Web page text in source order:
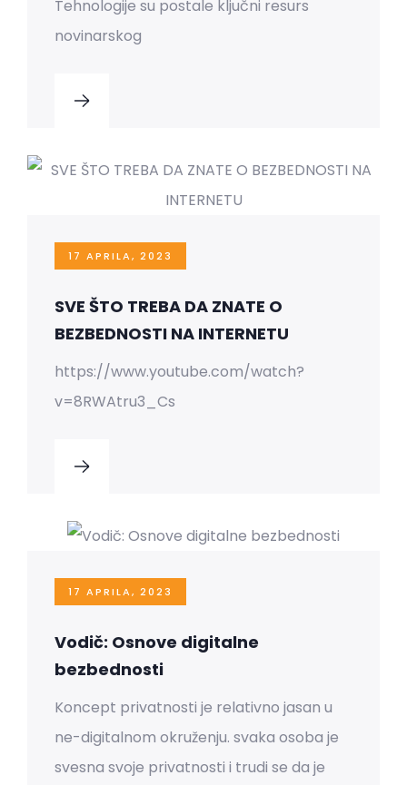
Tehnologije su postale ključni resurs
novinarskog
17 APRILA, 2023
SVE ŠTO TREBA DA ZNATE O
BEZBEDNOSTI NA INTERNETU
https://www.youtube.com/watch?
v=8RWAtru3_Cs
17 APRILA, 2023
Vodič: Osnove digitalne
bezbednosti
Koncept privatnosti je relativno jasan u
ne-digitalnom okruženju. svaka osoba je
svesna svoje privatnosti i trudi se da je